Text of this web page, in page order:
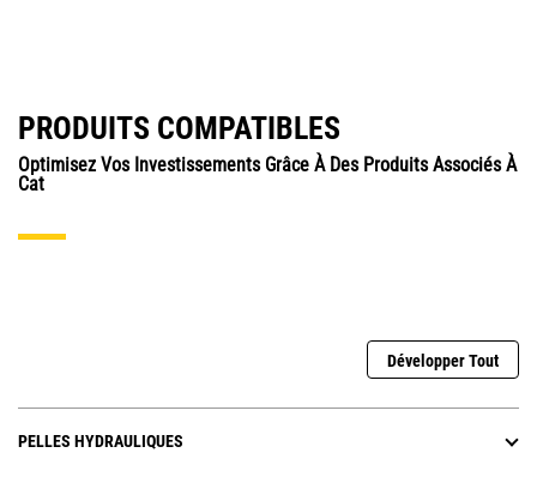
PRODUITS COMPATIBLES
Optimisez Vos Investissements Grâce À Des Produits Associés À
Cat
Développer Tout
PELLES HYDRAULIQUES